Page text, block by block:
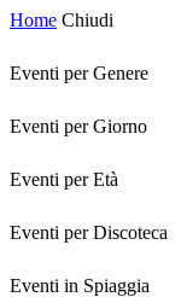
Home Chiudi
Eventi per Genere
Eventi per Giorno
Eventi per Età
Eventi per Discoteca
Eventi in Spiaggia